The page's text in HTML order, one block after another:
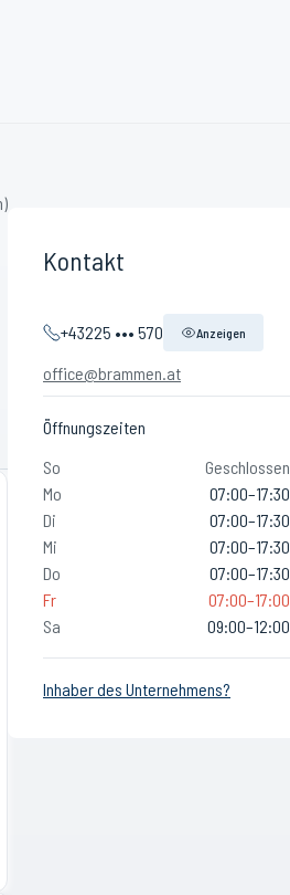
Kontakt
+43225 ••• 570 Anzeigen
office@brammen.at
Öffnungszeiten
So
Geschlossen
Mo
07:00–17:30
Di
07:00–17:30
Mi
07:00–17:30
Do
07:00–17:30
Fr
07:00–17:00
Sa
09:00–12:00
Inhaber des Unternehmens?